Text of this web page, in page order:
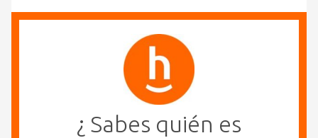
¿ Sabes quién es